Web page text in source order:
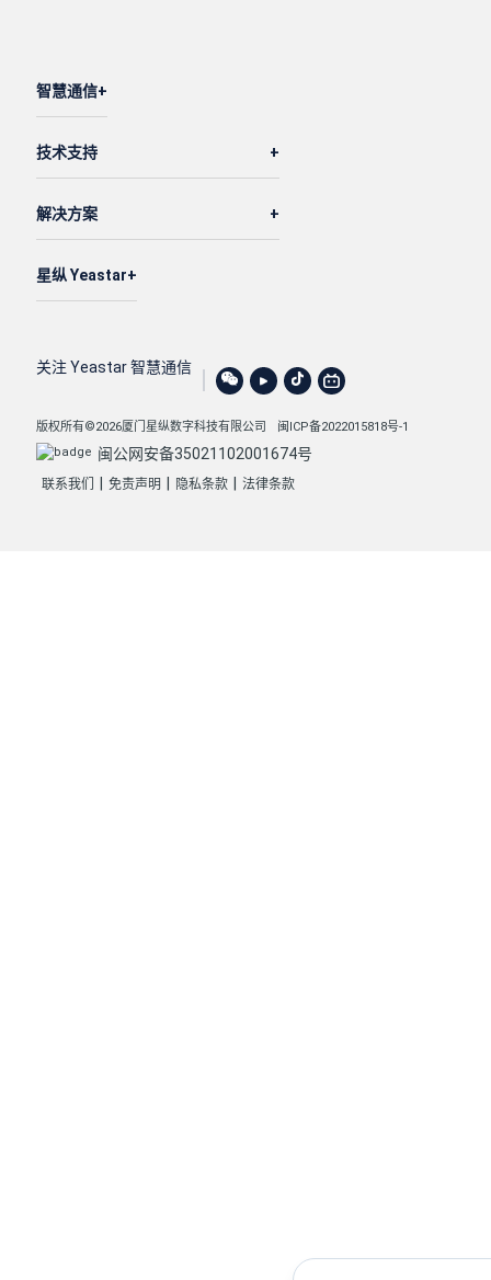
智慧通信
技术支持
解决方案
星纵 Yeastar
关注 Yeastar 智慧通信
版权所有©2026厦门星纵数字科技有限公司 闽ICP备2022015818号-1
闽公网安备35021102001674号
联系我们 免责声明 隐私条款 法律条款